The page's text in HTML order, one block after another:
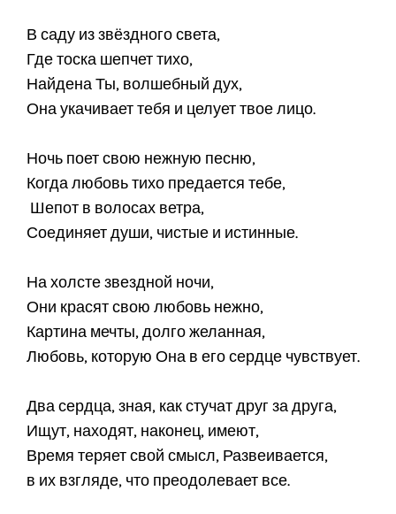
В саду из звёздного света,
Где тоска шепчет тихо,
Найдена Ты, волшебный дух,
Она укачивает тебя и целует твое лицо.
Ночь поет свою нежную песню,
Когда любовь тихо предается тебе,
Шепот в волосах ветра,
Соединяет души, чистые и истинные.
На холсте звездной ночи,
Они красят свою любовь нежно,
Картина мечты, долго желанная,
Любовь, которую Она в его сердце чувствует.
Два сердца, зная, как стучат друг за друга,
Ищут, находят, наконец, имеют,
Время теряет свой смысл, Развеивается,
в их взгляде, что преодолевает все.